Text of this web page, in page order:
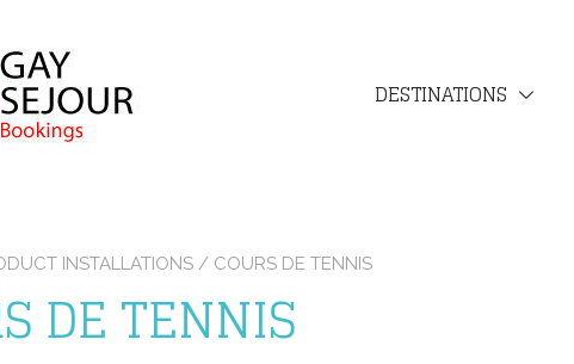
DESTINATIONS
INSTALLATIONS / COURS DE TENNIS
DE TENNIS